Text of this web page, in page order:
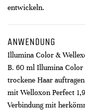
entwickeln.
ANWENDUNG
Illumina Color &
B. 60 ml Illumina Color
trockene Haar
mit Welloxon Perfect
Verbindung mit